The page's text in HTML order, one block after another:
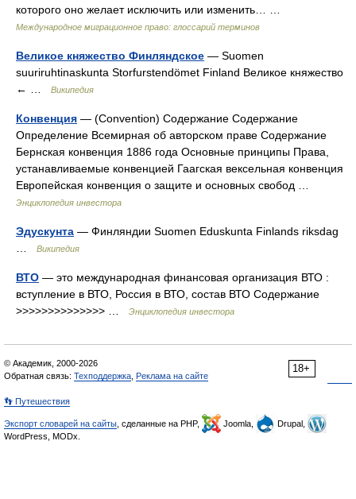
которого оно желает исключить или изменить… …
Международное миграционное право: глоссарий терминов
Великое княжество Финляндское — Suomen
suuriruhtinaskunta Storfurstendömet Finland Великое княжество
← …
Википедия
Конвенция — (Convention) Содержание Содержание
Определение Всемирная об авторском праве Содержание
Бернская конвенция 1886 года Основные принципы Права,
устанавливаемые конвенцией Гаагская вексельная конвенция
Европейская конвенция о защите и основных свобод …
Энциклопедия инвестора
Эдускунта — Финляндии Suomen Eduskunta Finlands riksdag
Википедия
ВТО — это международная финансовая организация ВТО :
вступление в ВТО, Россия в ВТО, состав ВТО Содержание
>>>>>>>>>>>>>> …
Энциклопедия инвестора
18+
© Академик, 2000-2026
Обратная связь: Техподдержка Реклама на сайте
👣 Путешествия
Экспорт словарей на сайты , сделанные на PHP, Joomla,
Drupal,
WordPress, MODx.